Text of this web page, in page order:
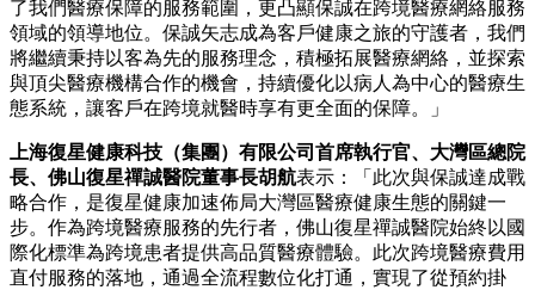
了我們醫療保障的服務範圍，更凸顯保誠在跨境醫療網絡服務
領域的領導地位。保誠矢志成為客戶健康之旅的守護者，我們
將繼續秉持以客為先的服務理念，積極拓展醫療網絡，並探索
與頂尖醫療機構合作的機會，持續優化以病人為中心的醫療生
態系統，讓客戶在跨境就醫時享有更全面的保障。」
上海復星健康科技（集團）有限公司首席執行官、大灣區總院
長、佛山復星禪誠醫院董事長胡航表示：「此次與保誠達成戰
略合作，是復星健康加速佈局大灣區醫療健康生態的關鍵一
步。作為跨境醫療服務的先行者，佛山復星禪誠醫院始終以國
際化標準為跨境患者提供高品質醫療體驗。此次跨境醫療費用
直付服務的落地，通過全流程數位化打通，實現了從預約掛